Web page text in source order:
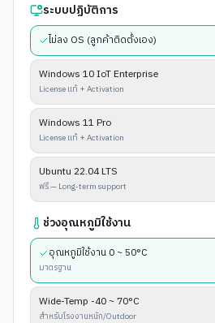
ระบบปฏิบัติการ
ไม่ลง OS (ลูกค้าติดตั้งเอง)
Windows 10 IoT Enterprise
License แท้ + Activation
Windows 11 Pro
License แท้ + Activation
Ubuntu 22.04 LTS
ฟรี — Long-term support
ช่วงอุณหภูมิใช้งาน
อุณหภูมิใช้งาน 0 ~ 50°C
มาตรฐาน
Wide-Temp -40 ~ 70°C
สำหรับโรงงานหนัก/Outdoor